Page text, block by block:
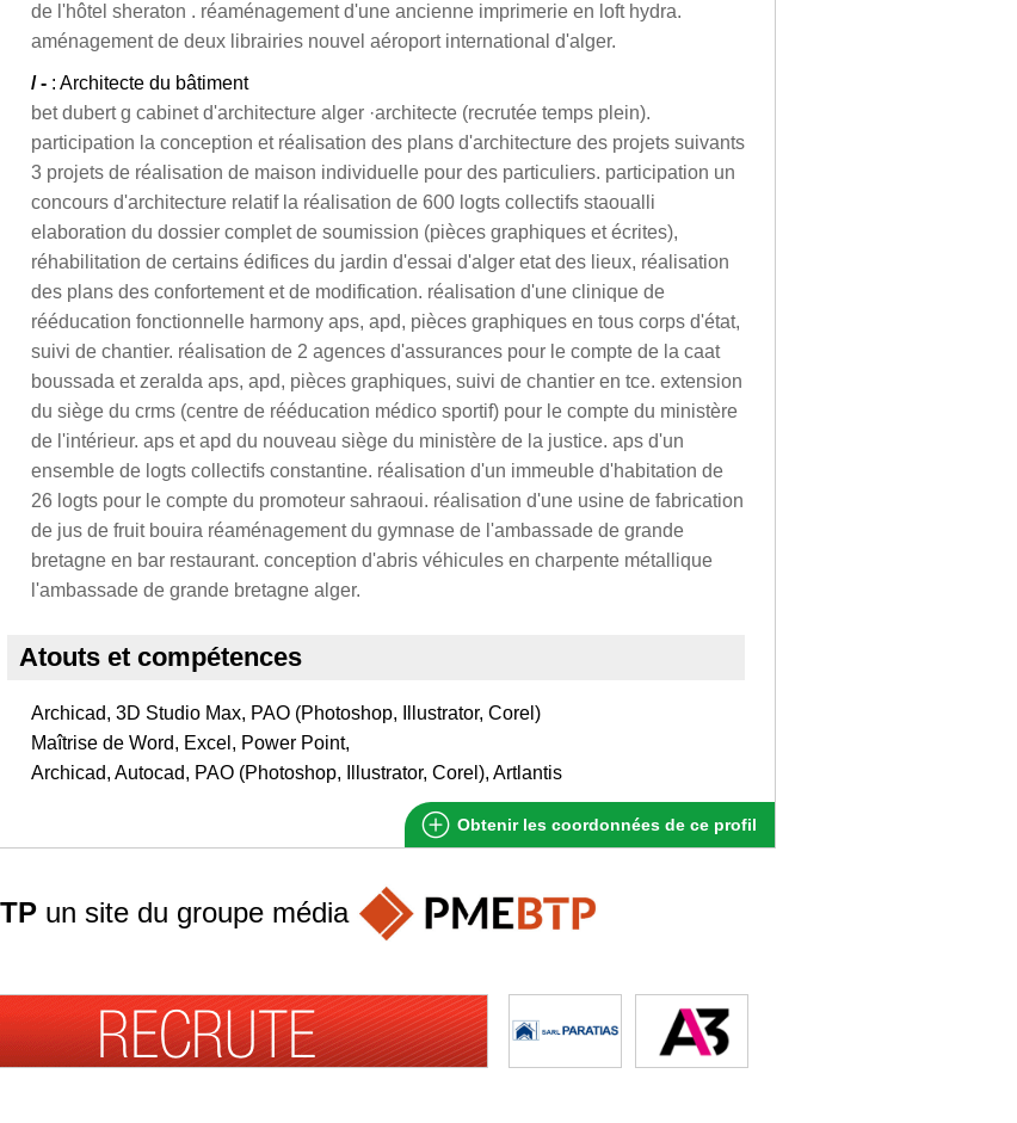
de l'hôtel sheraton . réaménagement d'une ancienne imprimerie en loft hydra.
aménagement de deux librairies nouvel aéroport international d'alger.
/ - : Architecte du bâtiment
bet dubert g cabinet d'architecture alger ·architecte (recrutée temps plein).
participation la conception et réalisation des plans d'architecture des projets suivants
3 projets de réalisation de maison individuelle pour des particuliers. participation un
concours d'architecture relatif la réalisation de 600 logts collectifs staoualli
elaboration du dossier complet de soumission (pièces graphiques et écrites),
réhabilitation de certains édifices du jardin d'essai d'alger etat des lieux, réalisation
des plans des confortement et de modification. réalisation d'une clinique de
rééducation fonctionnelle harmony aps, apd, pièces graphiques en tous corps d'état,
suivi de chantier. réalisation de 2 agences d'assurances pour le compte de la caat
boussada et zeralda aps, apd, pièces graphiques, suivi de chantier en tce. extension
du siège du crms (centre de rééducation médico sportif) pour le compte du ministère
de l'intérieur. aps et apd du nouveau siège du ministère de la justice. aps d'un
ensemble de logts collectifs constantine. réalisation d'un immeuble d'habitation de
26 logts pour le compte du promoteur sahraoui. réalisation d'une usine de fabrication
de jus de fruit bouira réaménagement du gymnase de l'ambassade de grande
bretagne en bar restaurant. conception d'abris véhicules en charpente métallique
l'ambassade de grande bretagne alger.
Atouts et compétences
Archicad, 3D Studio Max, PAO (Photoshop, Illustrator, Corel)
Maîtrise de Word, Excel, Power Point,
Archicad, Autocad, PAO (Photoshop, Illustrator, Corel), Artlantis
Obtenir les coordonnées de ce profil
un site du groupe média